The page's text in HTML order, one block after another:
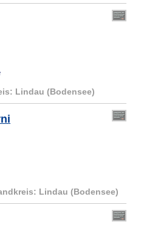
Lindau (Bodensee)
Lindau (Bodensee)